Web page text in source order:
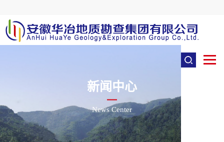
新闻中心
News Center